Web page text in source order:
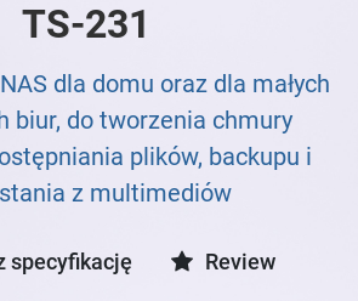
TS-231
dla domu oraz dla małych
biur, do tworzenia chmury
plików, backupu i
z multimediów
specyfikację Review